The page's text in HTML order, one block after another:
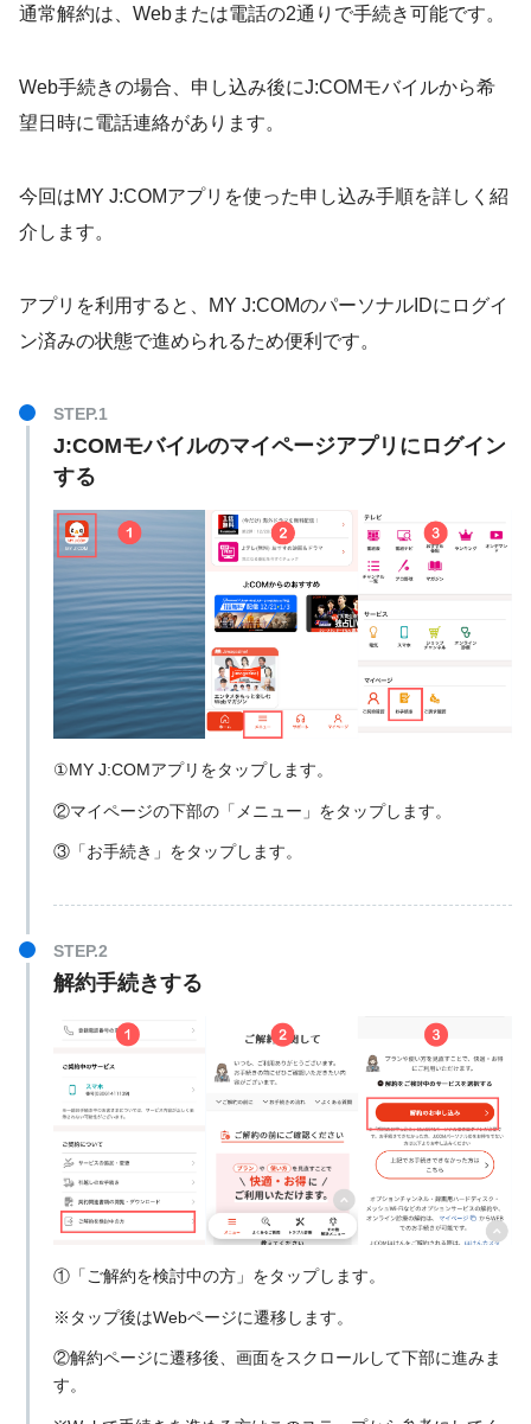
通常解約は、Webまたは電話の2通りで手続き可能です。
Web手続きの場合、申し込み後にJ:COMモバイルから希
望日時に電話連絡があります。
今回はMY J:COMアプリを使った申し込み手順を詳しく紹
介します。
アプリを利用すると、MY J:COMのパーソナルIDにログイ
ン済みの状態で進められるため便利です。
J:COMモバイルのマイページアプリにログイン
する
①MY J:COMアプリをタップします。
②マイページの下部の「メニュー」をタップします。
③「お手続き」をタップします。
解約手続きする
①「ご解約を検討中の方」をタップします。
※タップ後はWebページに遷移します。
②解約ページに遷移後、画面をスクロールして下部に進みま
す。